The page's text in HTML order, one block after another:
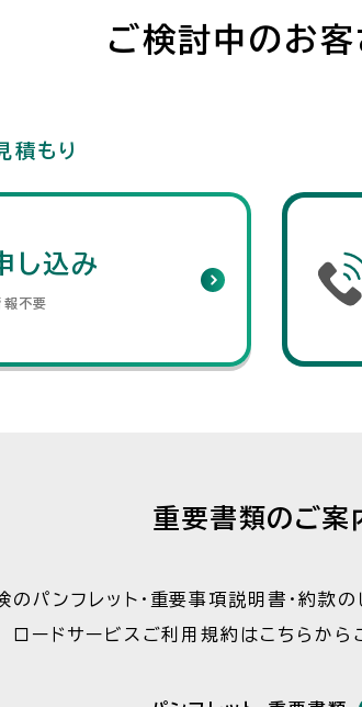
ご検討中のお客
積もり
し込み
不要
重要書類のご案
のパンフレット・重要事項説明書・約款の
ロードサービスご利用規約はこちらから